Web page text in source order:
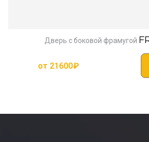
Дверь с боковой фрамугой
от 21600₽